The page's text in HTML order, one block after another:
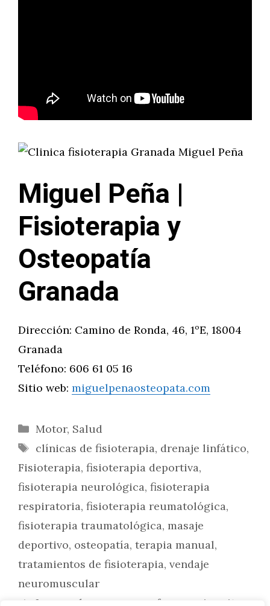
Miguel Peña |
Fisioterapia y
Osteopatía
Granada
Dirección: Camino de Ronda, 46, 1ºE, 18004
Granada
Teléfono: 606 61 05 16
Sitio web: miguelpenaosteopata.com
Categorías
Motor, Salud
Etiquetas
clínicas de fisioterapia, drenaje linfático,
Fisioterapia, fisioterapia deportiva,
fisioterapia neurológica, fisioterapia
respiratoria, fisioterapia reumatológica,
fisioterapia traumatológica, masaje
deportivo, osteopatía, terapia manual,
tratamientos de fisioterapia, vendaje
neuromuscular
Lavarse las manos con frecuencia evita